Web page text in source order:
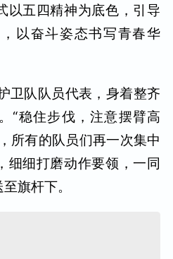
以五四精神为底色，引导
以奋斗姿态书写青春华
卫队队员代表，身着整齐
“稳住步伐，注意摆臂高
所有的队员们再一次集中
细细打磨动作要领，一同
旗杆下。